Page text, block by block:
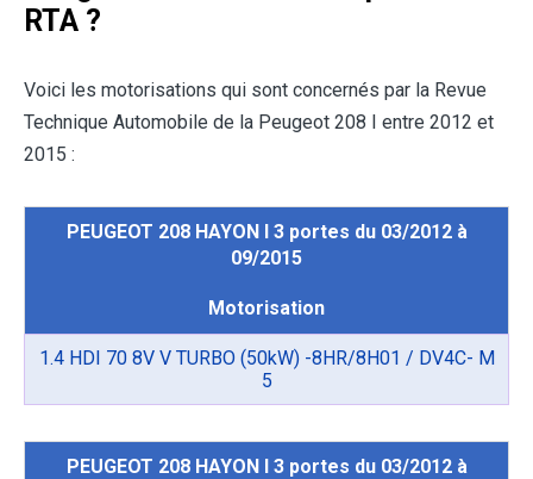
RTA ?
Voici les motorisations qui sont concernés par la Revue
Technique Automobile de la Peugeot 208 I entre 2012 et
2015 :
PEUGEOT 208 HAYON I 3 portes du 03/2012 à
09/2015
Motorisation
1.4 HDI 70 8V V TURBO (50kW) -8HR/8H01 / DV4C- M
5
PEUGEOT 208 HAYON I 3 portes du 03/2012 à